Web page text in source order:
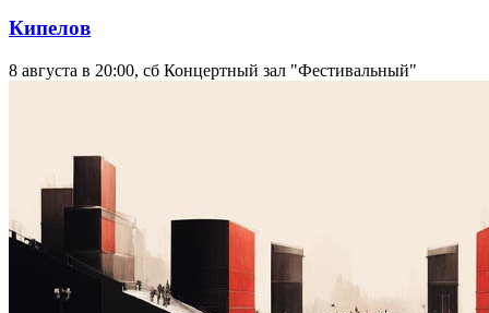
Кипелов
8 августа в 20:00, сб Концертный зал "Фестивальный"